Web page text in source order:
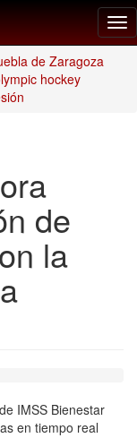
de Zaragoza
hockey
de
la